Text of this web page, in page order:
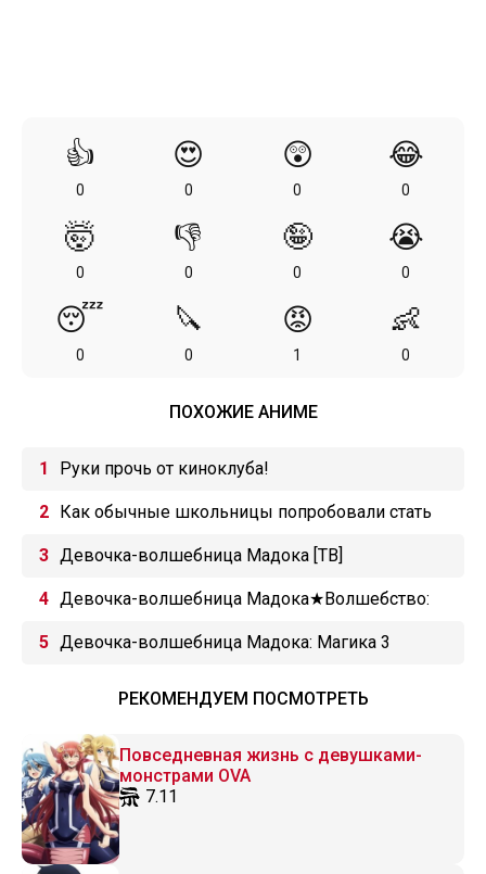
👍
0
😍
0
😲
0
😂
0
🤯
0
👎
0
🤪
0
😭
0
😴
0
🔪
0
😡
1
👶
0
ПОХОЖИЕ АНИМЕ
Руки прочь от киноклуба!
Как обычные школьницы попробовали стать
местными айдолами
Девочка-волшебница Мадока [ТВ]
Девочка-волшебница Мадока★Волшебство:
Концепт
Девочка-волшебница Мадока: Магика 3
РЕКОМЕНДУЕМ ПОСМОТРЕТЬ
Повседневная жизнь с девушками-
монстрами OVA
7.11